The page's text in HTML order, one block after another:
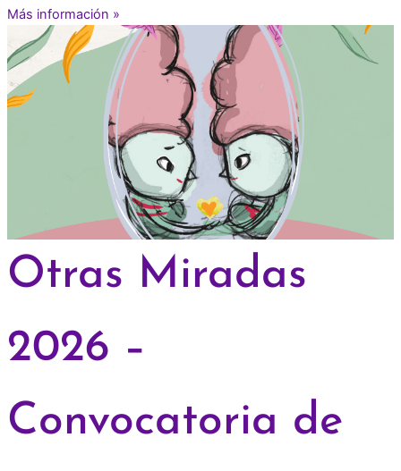
Más información »
Otras Miradas
2026 –
Convocatoria de